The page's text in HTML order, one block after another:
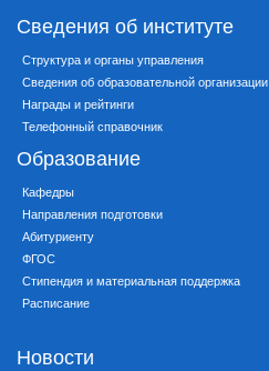
Сведения об институте
Структура и органы управления
Сведения об образовательной организации
Награды и рейтинги
Телефонный справочник
Образование
Кафедры
Направления подготовки
Абитуриенту
ФГОС
Стипендия и материальная поддержка
Расписание
Новости